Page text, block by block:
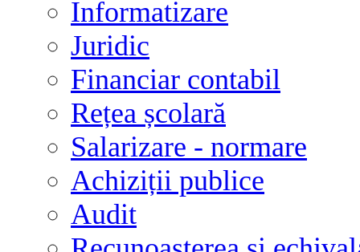
Informatizare
Juridic
Financiar contabil
Rețea școlară
Salarizare - normare
Achiziții publice
Audit